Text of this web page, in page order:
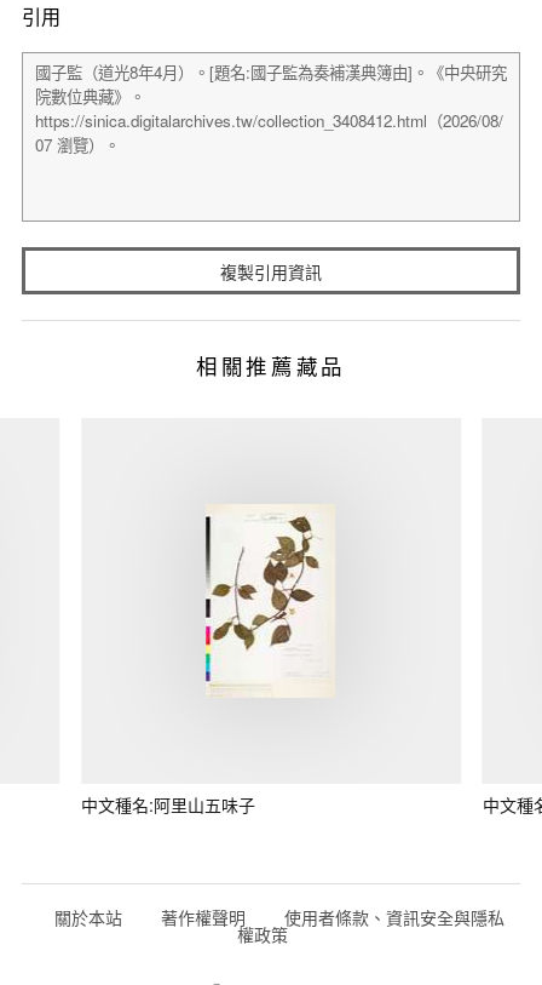
引用
複製引用資訊
相關推薦藏品
中文種名:阿里山五味子 中文種
關於本站 著作權聲明 使用者條款、資訊安全與隱私
權政策